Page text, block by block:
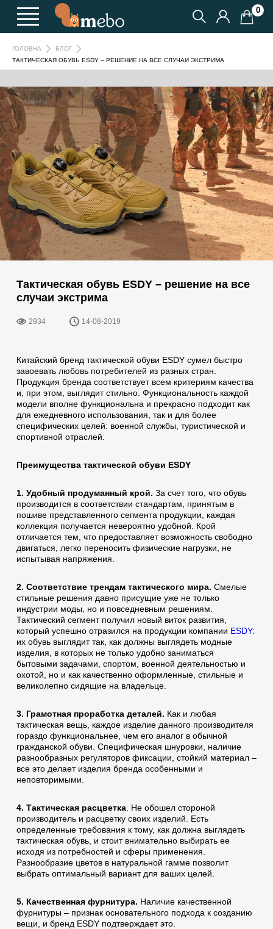
0
ГОЛОВНА
БЛОГ
ТАКТИЧЕСКАЯ ОБУВЬ ESDY – РЕШЕНИЕ НА ВСЕ СЛУЧАИ ЭКСТРИМА
Тактическая обувь ESDY – решение на все
случаи экстрима
2934 14-08-2019
Китайский бренд тактической обуви ESDY сумел быстро
завоевать любовь потребителей из разных стран.
Продукция бренда соответствует всем критериям качества
и, при этом, выглядит стильно. Функциональность каждой
модели вполне функциональна и прекрасно подходит как
для ежедневного использования, так и для более
специфических целей: военной службы, туристической и
спортивной отраслей.
Преимущества тактической обуви ESDY
1. Удобный продуманный крой. За счет того, что обувь
производится в соответствии стандартам, принятым в
пошиве представленного сегмента продукции, каждая
коллекция получается невероятно удобной. Крой
отличается тем, что предоставляет возможность свободно
двигаться, легко переносить физические нагрузки, не
испытывая напряжения.
2. Соответствие трендам тактического мира. Смелые
стильные решения давно присущие уже не только
индустрии моды, но и повседневным решениям.
Тактический сегмент получил новый виток развития,
который успешно отразился на продукции компании ESDY:
их обувь выглядит так, как должны выглядеть модные
изделия, в которых не только удобно заниматься
бытовыми задачами, спортом, военной деятельностью и
охотой, но и как качественно оформленные, стильные и
великолепно сидящие на владельце.
3. Грамотная проработка деталей. Как и любая
тактическая вещь, каждое изделие данного производителя
гораздо функциональнее, чем его аналог в обычной
гражданской обуви. Специфическая шнуровки, наличие
разнообразных регуляторов фиксации, стойкий материал –
все это делает изделия бренда особенными и
неповторимыми.
4. Тактическая расцветка. Не обошел стороной
производитель и расцветку своих изделий. Есть
определенные требования к тому, как должна выглядеть
тактическая обувь, и стоит внимательно выбирать ее
исходя из потребностей и сферы применения.
Разнообразие цветов в натуральной гамме позволит
выбрать оптимальный вариант для ваших целей.
5. Качественная фурнитура. Наличие качественной
фурнитуры – признак основательного подхода к созданию
вещи, и бренд ESDY подтверждает это.